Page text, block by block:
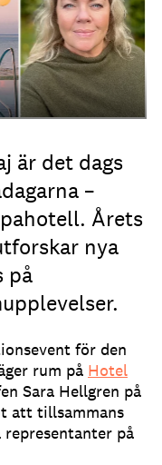
är det dags
–
Årets
nya
på
för den
rum på Hotel
Sara Hellgren på
att tillsammans
på